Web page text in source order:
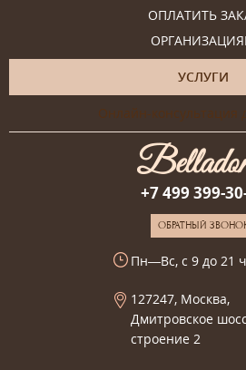
ОПЛАТИТЬ
УСЛУГИ
Онлайн-консультация
+7 499 399-
ОБРАТНЫЙ
Пн—Вс, с 9 до 21
127247, Москва,
Дмитровское
строение 2